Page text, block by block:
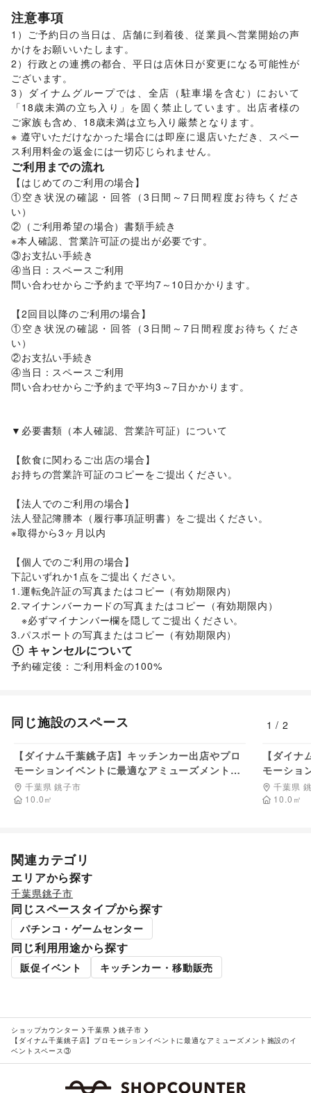
キッチン雑貨・調理器具
手芸・ハンドメイド DIY用品・日曜大工/
園芸・ガーデニング/花・盆栽・ドライフラワー
犬・猫・ペット/日用雑貨/食器・陶磁器/
その他インテリア・生活雑貨
生活サービス
携帯キャリア・格安SIM/インターネット・プロバイダ/
電気・ガス
ウォーターサーバー/
ハウスクリーニング・家事代行/定期宅配/
ギフト・プレゼント/資格・習い事/ リフォーム
住宅（購入・賃貸）
就職・転職・求人 /その他生活サービス
金融サービス
保険 /銀行/住宅ローン/証券・FX 不動産投資
子育て・教育
ベビー用品/ランドセル/学習教材・通信教育
子供向け教室・レッスン/塾・家庭教師/おもちゃ・絵本
その他子育て・教育
美容・健康・医療
ジム・フィットネス /ダイエット・健康グッズ/
ヘアサロン・ネイルサロン
エステ・美容サービス/健康食品・サプリメント/
女性用品・フェムテック
エンタメ・ガジェット
PC・スマートフォン/
ゲーム / アニメ/コミック・マンガ/アイドル・芸能人
おもちゃ・ホビー/ 楽器・音楽機材 CD・DVD・本・雑誌
公営競技・宝くじ/その他エンタメ・ガジェット
アート・デザイン
その他アート・デザイン
レジャー・スポーツ
バスケットボール/ゴルフ
車・バイク・モビリティ
車/バイク・オートバイ
ビジネス・オフィス
法人向けサービス/オフィス家具・OA機器
イベント企画・運営/ その他ビジネス・オフィス
物産展・マルシェ
野菜・果物・生鮮食品 / その他フード・飲食
生活サービス
リサイクル雑貨・古本/
金融サービス
クレジットカード
美容・健康・医療
コンタクトレンズ 医療・医薬品/ その他美容・健康
NPO・公共団体
地方公共団体・行政・政府 /外国団体・大使館/募金・寄付
/NPO・ボランティア活動/その他NPO・公共団体
その他活動・個人
その他活動・個人
注意事項
1）ご予約日の当日は、店舗に到着後、従業員へ営業開始の声
かけをお願いいたします。
2）行政との連携の都合、平日は店休日が変更になる可能性が
ございます。
3）ダイナムグループでは、全店（駐車場を含む）において
「18歳未満の立ち入り」を固く禁止しています。出店者様の
ご家族も含め、18歳未満は立ち入り厳禁となります。
※ 遵守いただけなかった場合には即座に退店いただき、スペー
ス利用料金の返金には一切応じられません。
ご利用までの流れ
【はじめてのご利用の場合】
①空き状況の確認・回答（3日間～7日間程度お待ちくださ
い）
②（ご利用希望の場合）書類手続き
※本人確認、営業許可証の提出が必要です。
③お支払い手続き
④当日：スペースご利用
問い合わせからご予約まで平均7～10日かかります。
【2回目以降のご利用の場合】
①空き状況の確認・回答（3日間～7日間程度お待ちくださ
い）
②お支払い手続き
④当日：スペースご利用
問い合わせからご予約まで平均3～7日かかります。
▼必要書類（本人確認、営業許可証）について
【飲食に関わるご出店の場合】
お持ちの営業許可証のコピーをご提出ください。
【法人でのご利用の場合】
法人登記簿謄本（履行事項証明書）をご提出ください。
※取得から3ヶ月以内
【個人でのご利用の場合】
下記いずれか1点をご提出ください。
1.運転免許証の写真またはコピー（有効期限内）
2.マイナンバーカードの写真またはコピー（有効期限内）
※必ずマイナンバー欄を隠してご提出ください。
3.パスポートの写真またはコピー（有効期限内）
キャンセルについて
予約確定後：ご利用料金の100%
同じ施設のスペース 1 /2
【ダイナム千葉銚子店】キッチンカー出店やプロ
モーションイベントに最適なアミューズメント施
設のイベントスペース①
千葉県 銚子市
10.0㎡
【ダイ
モーショ
設のイベ
千葉県
10.0 ㎡
関連カテゴリ
エリアから探す
千葉県銚子市
同じスペースタイプから探す
パチンコ・ゲームセンター
同じ利用用途から探す
販促イベント キッチンカー・移動販売
ショップカウンター 千葉県
銚子市
【ダイナム千葉銚子店】プロモーションイベントに最適なアミューズメント施設のイ
ベントスペース③